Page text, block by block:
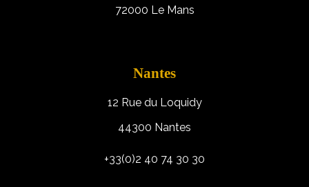
72000 Le Mans
Nantes
12 Rue du Loquidy
44300 Nantes
+33(0)2 40 74 30 30